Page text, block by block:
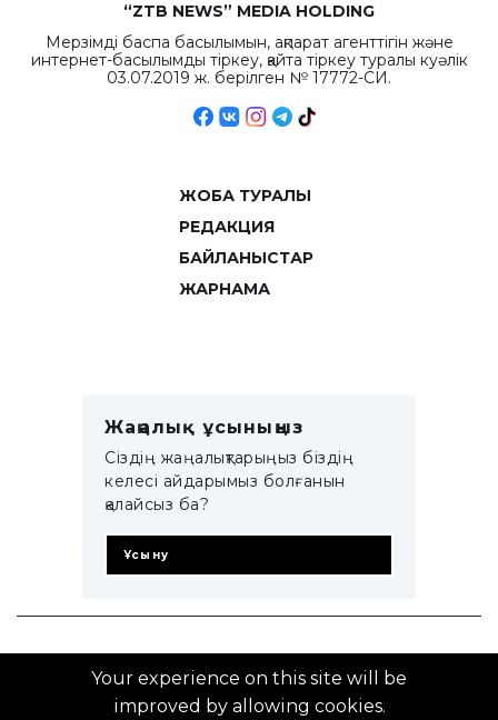
“ZTB NEWS” MEDIA HOLDING
Мерзімді баспа басылымын, ақпарат агенттігін және
интернет-басылымды тіркеу, қайта тіркеу туралы куәлік
03.07.2019 ж. берілген № 17772-СИ.
ЖОБА ТУРАЛЫ
РЕДАКЦИЯ
БАЙЛАНЫСТАР
ЖАРНАМА
Жаңалық ұсыныңыз
Сіздің жаңалықтарыңыз біздің
келесі айдарымыз болғанын
қалайсыз ба?
Ұсыну
© 2014–2025 ZTB.KZ
Your experience on this site will be
improved by allowing cookies.